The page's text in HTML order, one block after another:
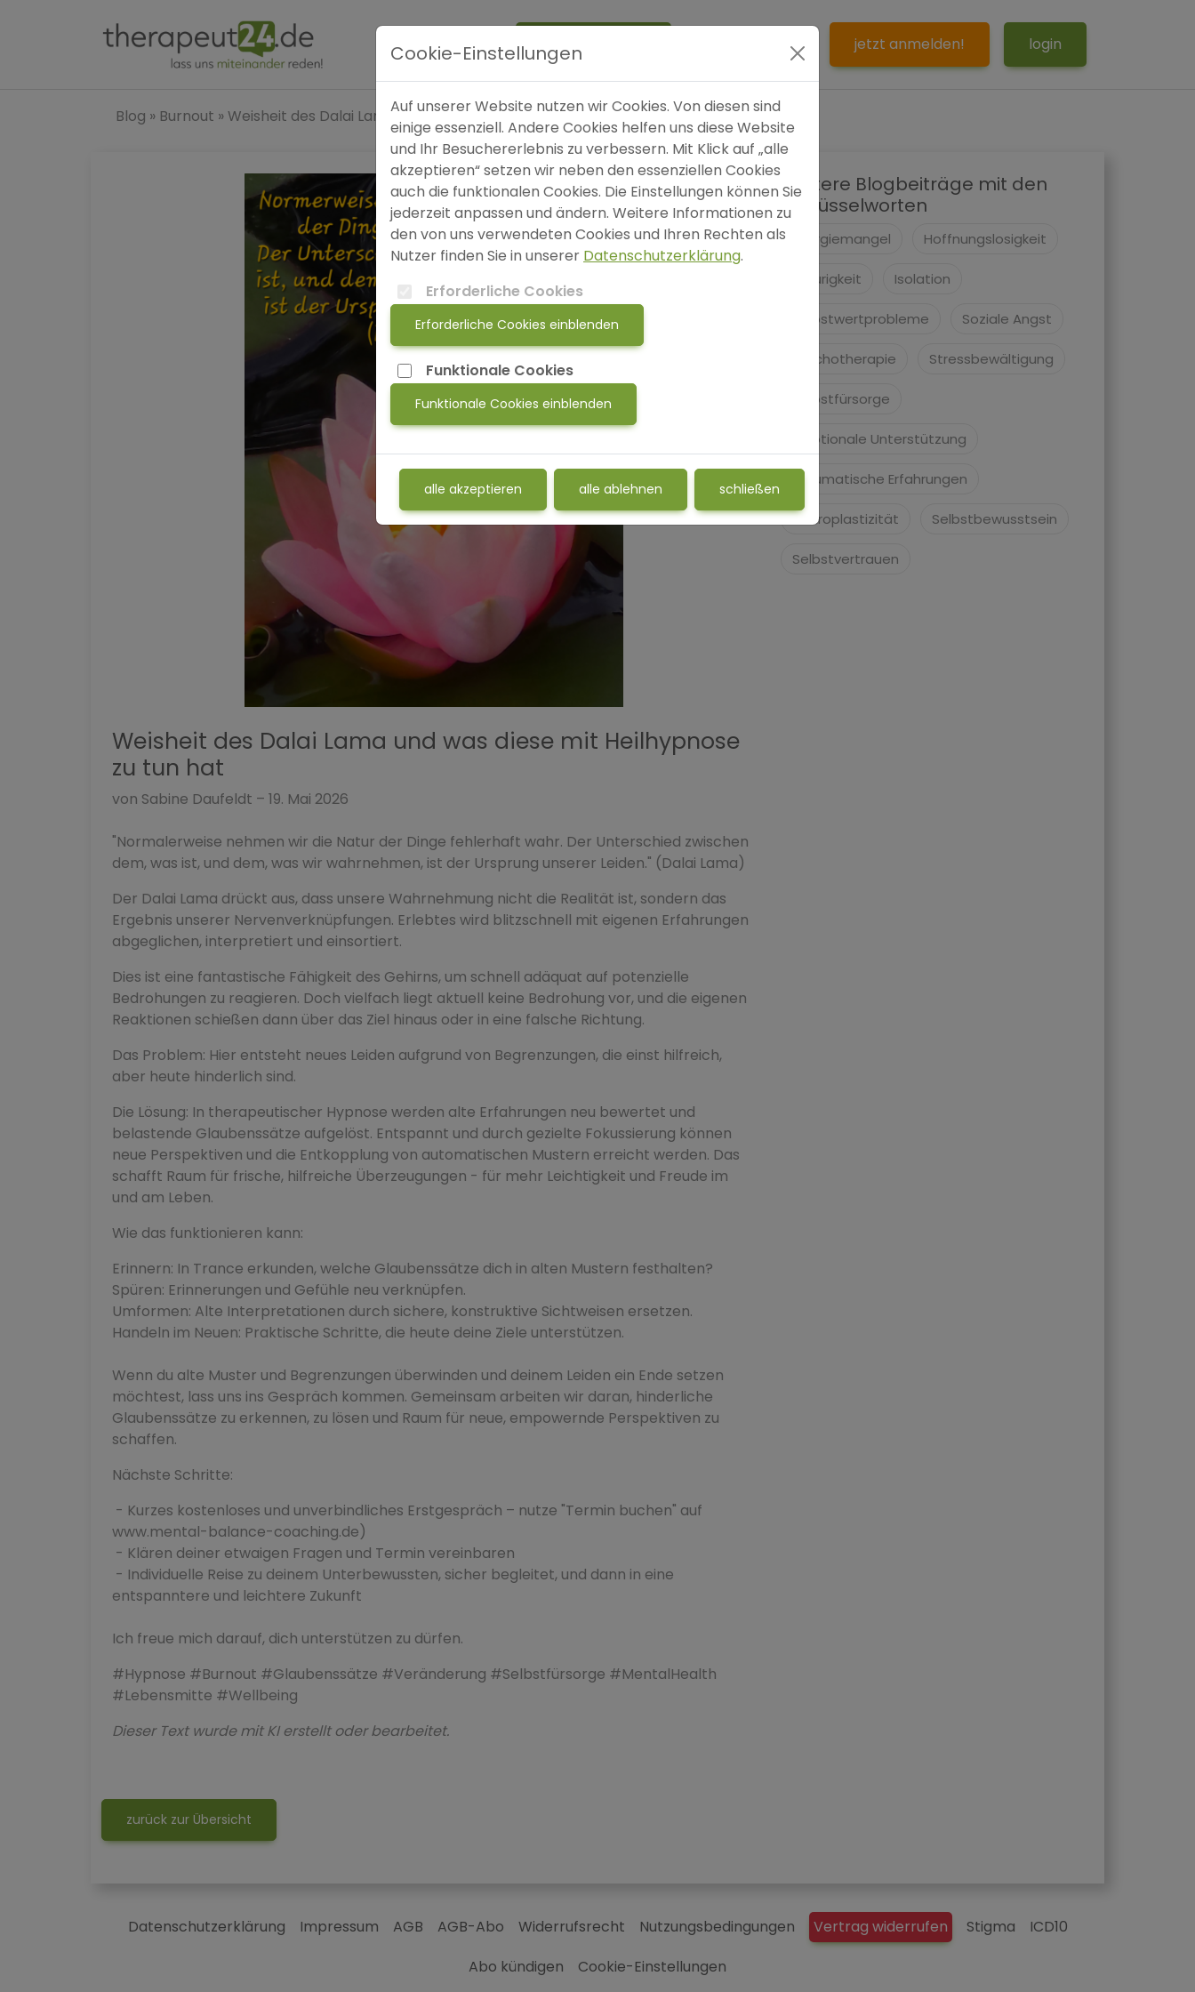
SOS jetzt anmelden! login
Blog » Burnout » Weisheit des Dalai Lama und was diese mit Heilhypnose zu tun hat
Weisheit des Dalai Lama und was diese mit Heilhypnose
zu tun hat
von Sabine Daufeldt – 19. Mai 2026
"Normalerweise nehmen wir die Natur der Dinge fehlerhaft wahr. Der Unterschied zwischen
dem, was ist, und dem, was wir wahrnehmen, ist der Ursprung unserer Leiden." (Dalai Lama)
Der Dalai Lama drückt aus, dass unsere Wahrnehmung nicht die Realität ist, sondern das
Ergebnis unserer Nervenverknüpfungen. Erlebtes wird blitzschnell mit eigenen Erfahrungen
abgeglichen, interpretiert und einsortiert.
Dies ist eine fantastische Fähigkeit des Gehirns, um schnell adäquat auf potenzielle
Bedrohungen zu reagieren. Doch vielfach liegt aktuell keine Bedrohung vor, und die eigenen
Reaktionen schießen dann über das Ziel hinaus oder in eine falsche Richtung.
Das Problem: Hier entsteht neues Leiden aufgrund von Begrenzungen, die einst hilfreich,
aber heute hinderlich sind.
Die Lösung: In therapeutischer Hypnose werden alte Erfahrungen neu bewertet und
belastende Glaubenssätze aufgelöst. Entspannt und durch gezielte Fokussierung können
neue Perspektiven und die Entkopplung von automatischen Mustern erreicht werden. Das
schafft Raum für frische, hilfreiche Überzeugungen - für mehr Leichtigkeit und Freude im
und am Leben.
Wie das funktionieren kann:
Erinnern: In Trance erkunden, welche Glaubenssätze dich in alten Mustern festhalten?
Spüren: Erinnerungen und Gefühle neu verknüpfen.
Umformen: Alte Interpretationen durch sichere, konstruktive Sichtweisen ersetzen.
Handeln im Neuen: Praktische Schritte, die heute deine Ziele unterstützen.
Wenn du alte Muster und Begrenzungen überwinden und deinem Leiden ein Ende setzen
möchtest, lass uns ins Gespräch kommen. Gemeinsam arbeiten wir daran, hinderliche
Glaubenssätze zu erkennen, zu lösen und Raum für neue, empowernde Perspektiven zu
schaffen.
Nächste Schritte:
- Kurzes kostenloses und unverbindliches Erstgespräch – nutze "Termin buchen" auf
www.mental-balance-coaching.de)
- Klären deiner etwaigen Fragen und Termin vereinbaren
- Individuelle Reise zu deinem Unterbewussten, sicher begleitet, und dann in eine
entspanntere und leichtere Zukunft
Ich freue mich darauf, dich unterstützen zu dürfen.
#Hypnose #Burnout #Glaubenssätze #Veränderung #Selbstfürsorge #MentalHealth
#Lebensmitte #Wellbeing
Dieser Text wurde mit KI erstellt oder bearbeitet.
Weitere Blogbeiträge mit den
Schlüsselworten
Energiemangel Hoffnungslosigkeit
Traurigkeit Isolation
Selbstwertprobleme Soziale Angst
Psychotherapie Stressbewältigung
Selbstfürsorge
Emotionale Unterstützung
Traumatische Erfahrungen
Neuroplastizität Selbstbewusstsein
Selbstvertrauen
zurück zur Übersicht
Datenschutzerklärung Impressum AGB AGB-Abo Widerrufsrecht Nutzungsbedingungen Vertrag widerrufen Stigma
ICD10
Abo kündigen
Cookie-Einstellungen
Cookie-Einstellungen
Auf unserer Website nutzen wir Cookies. Von diesen sind
einige essenziell. Andere Cookies helfen uns diese Website
und Ihr Besuchererlebnis zu verbessern. Mit Klick auf „alle
akzeptieren“ setzen wir neben den essenziellen Cookies
auch die funktionalen Cookies. Die Einstellungen können Sie
jederzeit anpassen und ändern. Weitere Informationen zu
den von uns verwendeten Cookies und Ihren Rechten als
Nutzer finden Sie in unserer Datenschutzerklärung.
Erforderliche Cookies
Erforderliche Cookies einblenden
Funktionale Cookies
Funktionale Cookies einblenden
alle akzeptieren alle ablehnen schließen